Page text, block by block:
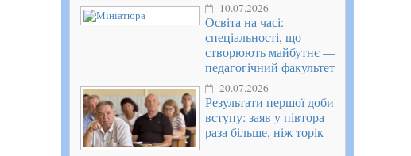
10.07.2026
Освіта на часі:
спеціальності, що
створюють майбутнє —
педагогічний факультет
20.07.2026
Результати першої доби
вступу: заяв у півтора
раза більше, ніж торік